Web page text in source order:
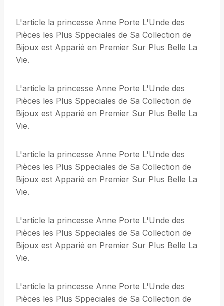
L'article la princesse Anne Porte L'Unde des
Pièces les Plus Sppeciales de Sa Collection de
Bijoux est Apparié en Premier Sur Plus Belle La
Vie.
L'article la princesse Anne Porte L'Unde des
Pièces les Plus Sppeciales de Sa Collection de
Bijoux est Apparié en Premier Sur Plus Belle La
Vie.
L'article la princesse Anne Porte L'Unde des
Pièces les Plus Sppeciales de Sa Collection de
Bijoux est Apparié en Premier Sur Plus Belle La
Vie.
L'article la princesse Anne Porte L'Unde des
Pièces les Plus Sppeciales de Sa Collection de
Bijoux est Apparié en Premier Sur Plus Belle La
Vie.
L'article la princesse Anne Porte L'Unde des
Pièces les Plus Sppeciales de Sa Collection de